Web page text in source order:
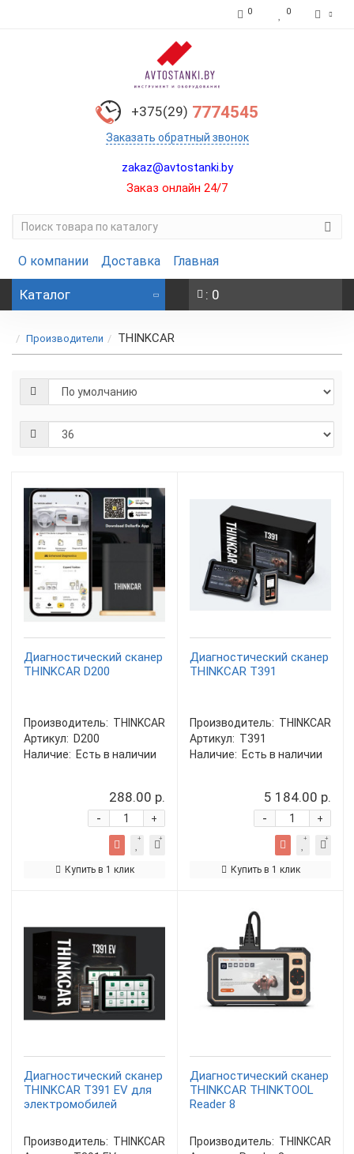
0 0
+375(29) 7774545
Заказать обратный звонок
zakaz@avtostanki.by
Заказ онлайн 24/7
О компании Доставка Главная
Каталог : 0
Производители THINKCAR
Диагностический сканер
THINKCAR D200
Производитель: THINKCAR
Артикул: D200
Наличие: Есть в наличии
288.00 р.
+
-
Купить в 1 клик
Диагностический сканер
THINKCAR T391
Производитель: THINKCAR
Артикул: T391
Наличие: Есть в наличии
5 184.00 р.
+
-
Купить в 1 клик
Диагностический сканер
THINKCAR T391 EV для
электромобилей
Производитель: THINKCAR
Диагностический сканер
THINKCAR THINKTOOL
Reader 8
Производитель: THINKCAR